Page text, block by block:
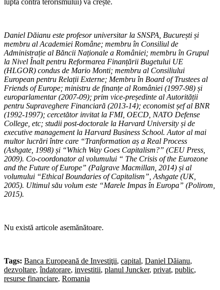
Daniel Dăianu este profesor universitar la SNSPA, București și
membru al Academiei Române; membru în Consiliul de
Administrație al Băncii Naționale a României; membru în Grupul
la Nivel Înalt pentru Reformarea Finanțării Bugetului UE
(HLGOR) condus de Mario Monti; membru al Consiliului
European pentru Relații Externe; Membru în Board of Trustees al
Friends of Europe; ministru de finanțe al României (1997-98) și
europarlamentar (2007-09); prim vice-președinte al Autorității
pentru Supraveghere Financiară (2013-14); economist șef al BNR
(1992-1997); cercetător invitat la FMI, OECD, NATO Defense
College, etc; studii post-doctorale la Harvard University și de
executive management la Harvard Business School. Autor al mai
multor lucrări între care “Tranformation aș a Real Process
(Ashgate, 1998) și “Which Way Goes Capitalism?” (CEU Press,
2009). Co-coordonator al volumului “ The Crisis of the Eurozone
and the Future of Europe” (Palgrave Macmillan, 2014) și al
volumului “Ethical Boundaries of Capitalism”, Ashgate (UK,
2005). Ultimul său volum este “Marele Impas în Europa” (Polirom,
2015).
Nu există articole asemănătoare.
Tags: Banca Europeană de Investiţii, capital, Daniel Dăianu,
dezvoltare,îndatorare, investitii, planul Juncker, privat, public,
resurse financiare, Romania